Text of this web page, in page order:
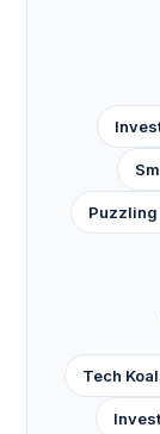
Tech